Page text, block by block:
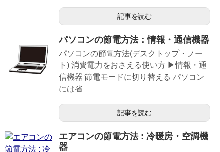
記事を読む
パソコンの節電方法：情報・通信機器
パソコンの節電方法(デスクトップ・ノー
ト) 消費電力をおさえる使い方 ▶情報・通
信機器 節電モードに切り替える パソコン
には省...
記事を読む
エアコンの節電方法 : 冷暖房・空調機
器